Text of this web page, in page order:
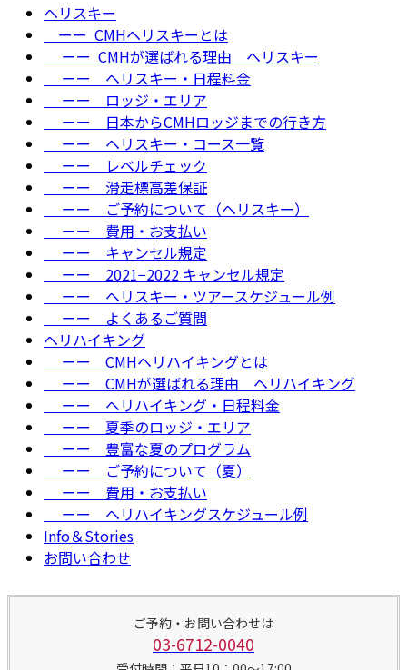
ヘリスキー
ーー CMHヘリスキーとは
ーー CMHが選ばれる理由＿ヘリスキー
ーー ヘリスキー・日程料金
ーー ロッジ・エリア
ーー 日本からCMHロッジまでの行き方
ーー ヘリスキー・コース一覧
ーー レベルチェック
ーー 滑走標高差保証
ーー ご予約について（ヘリスキー）
ーー 費用・お支払い
ーー キャンセル規定
ーー 2021−2022 キャンセル規定
ーー ヘリスキー・ツアースケジュール例
ーー よくあるご質問
ヘリハイキング
ーー CMHヘリハイキングとは
ーー CMHが選ばれる理由＿ヘリハイキング
ーー ヘリハイキング・日程料金
ーー 夏季のロッジ・エリア
ーー 豊富な夏のプログラム
ーー ご予約について（夏）
ーー 費用・お支払い
ーー ヘリハイキングスケジュール例
Info＆Stories
お問い合わせ
ご予約・お問い合わせは
03-6712-0040